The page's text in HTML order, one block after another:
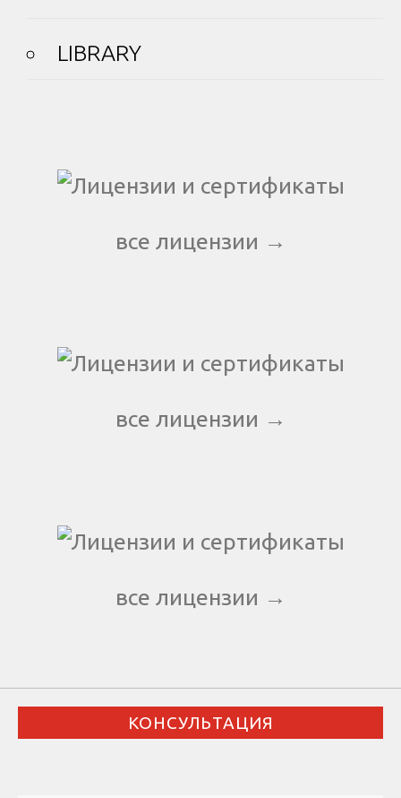
LIBRARY
все лицензии →
все лицензии →
все лицензии →
КОНСУЛЬТАЦИЯ